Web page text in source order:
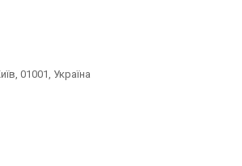
01001, Україна